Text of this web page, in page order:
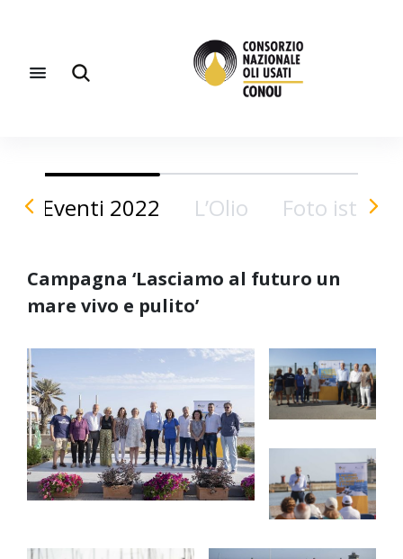
Eventi 2022 L’Olio Foto
Campagna ‘Lasciamo al futuro un
mare vivo e pulito’